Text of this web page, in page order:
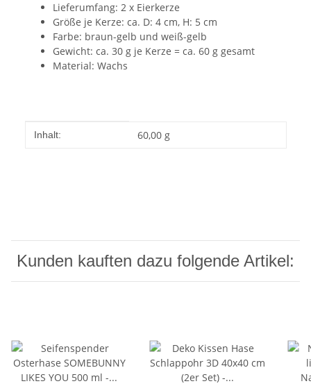
Lieferumfang: 2 x Eierkerze
Größe je Kerze: ca. D: 4 cm, H: 5 cm
Farbe: braun-gelb und weiß-gelb
Gewicht: ca. 30 g je Kerze = ca. 60 g gesamt
Material: Wachs
Produkteigenschaft
Wert
Inhalt: 60,00 g
Kunden kauften dazu folgende Artikel: